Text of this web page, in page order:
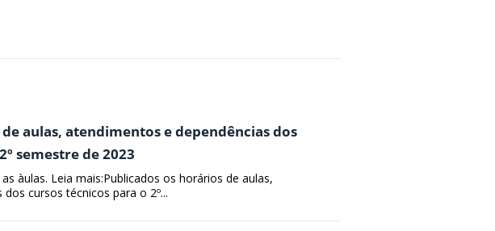
aulas, atendimentos e dependências dos
semestre de 2023
àulas. Leia mais:Publicados os horários de aulas,
cursos técnicos para o 2º...